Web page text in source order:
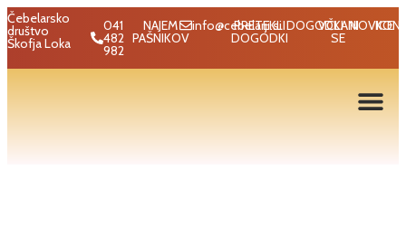
Čebelarsko
društvo
Škofja Loka
041
482
982
NAJEM
PAŠNIKOV
info@cebelarji.si
PRETEKLI
DOGODKI
DOGODKI
VČLANI
SE
NOVICE